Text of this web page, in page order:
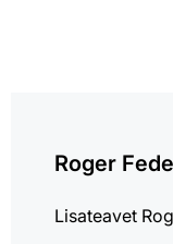
Roger
Lisateavet